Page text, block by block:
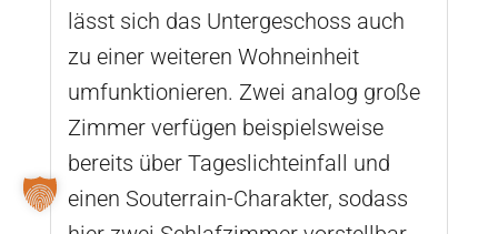
lässt sich das Untergeschoss auch
zu einer weiteren Wohneinheit
umfunktionieren. Zwei analog große
Zimmer verfügen beispielsweise
bereits über Tageslichteinfall und
einen Souterrain-Charakter, sodass